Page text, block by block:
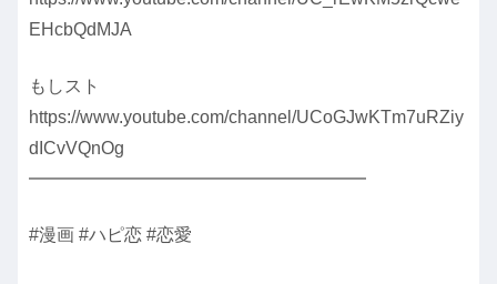
EHcbQdMJA
もしスト
https://www.youtube.com/channel/UCoGJwKTm7uRZiy
dICvVQnOg
━━━━━━━━━━━━━━━━━━━
#漫画 #ハピ恋 #恋愛